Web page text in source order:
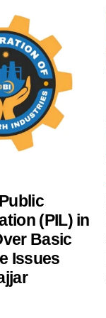
(PIL) in
Basic
Issues